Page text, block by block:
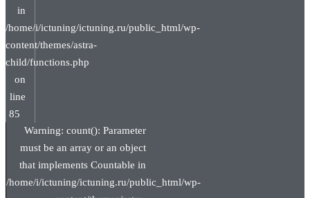
in
/home/i/ictuning/ictuning.ru/public_html/wp-
content/themes/astra-
child/functions.php
on
line
85
Warning: count(): Parameter
must be an array or an object
that implements Countable in
/home/i/ictuning/ictuning.ru/public_html/wp-